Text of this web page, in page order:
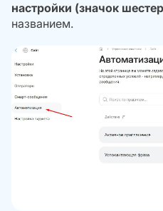
настройки (значок
названием.